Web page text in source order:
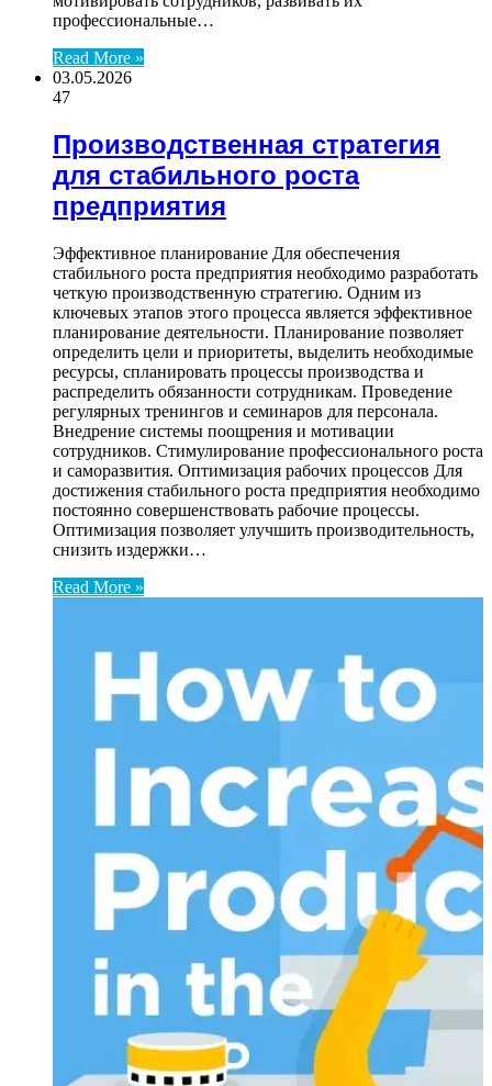
профессиональные…
Read More »
03.05.2026
47
Производственная стратегия
для стабильного роста
предприятия
Эффективное планирование Для обеспечения
стабильного роста предприятия необходимо разработать
четкую производственную стратегию. Одним из
ключевых этапов этого процесса является эффективное
планирование деятельности. Планирование позволяет
определить цели и приоритеты, выделить необходимые
ресурсы, спланировать процессы производства и
распределить обязанности сотрудникам. Проведение
регулярных тренингов и семинаров для персонала.
Внедрение системы поощрения и мотивации
сотрудников. Стимулирование профессионального роста
и саморазвития. Оптимизация рабочих процессов Для
достижения стабильного роста предприятия необходимо
постоянно совершенствовать рабочие процессы.
Оптимизация позволяет улучшить производительность,
снизить издержки…
Read More »